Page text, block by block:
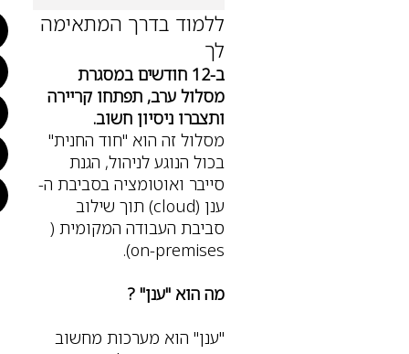
ללמוד בדרך המתאימה
ב-12 חודשים במסגרת
מסלול ערב, תפתחו קריירה
ותצברו ניסיון חשוב.
מסלול זה הוא "חוד החנית"
בכול הנוגע לניהול, הגנת
סייבר ואוטומציה בסביבת ה-
ענן (cloud) תוך שילוב
סביבת העבודה המקומית (
on-premises).
מה הוא "ענן" ?
"ענן" הוא מערכות מחשוב